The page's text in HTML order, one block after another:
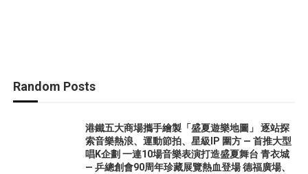
Random Posts
港鐵五大商場攜手繪製「盛夏遊樂地圖」 逐站探
索音樂熱浪、運動節拍、星級IP 圍方 — 首推大型
唱K企劃 一連10場音樂表演打造盛夏舞台 青衣城
— 乒總創會90周年珍藏展覽熱血登場 德福廣場、